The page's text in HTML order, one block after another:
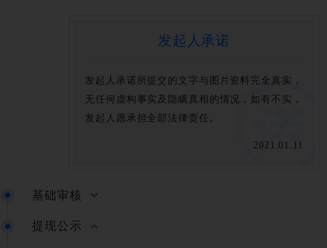
发起人承诺
发起人承诺所提交的文字与图片资料完全真实，
无任何虚构事实及隐瞒真相的情况，如有不实，
发起人愿承担全部法律责任。
2021.01.11
基础审核
提现公示